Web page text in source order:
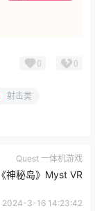
0 0
射击类
Quest 一体机游戏
《神秘岛》Myst VR
2024-3-16 14:23:42